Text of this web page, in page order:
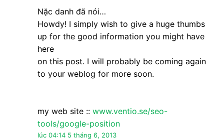
Nặc danh đã nói…
Howdy! I simply wish to give a huge thumbs
up for the good information you might have
here
on this post. I will probably be coming again
to your weblog for more soon.
my web site :: www.ventio.se/seo-
tools/google-position
lúc 04:14 5 tháng 6, 2013